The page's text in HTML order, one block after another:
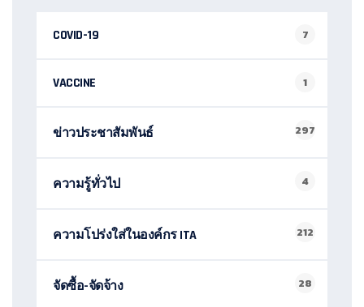
COVID-19 7
VACCINE 1
ข่าวประชาสัมพันธ์ 297
ความรู้ทั่วไป 4
ความโปร่งใส่ในองค์กร ITA 212
จัดซื้อ-จัดจ้าง 28